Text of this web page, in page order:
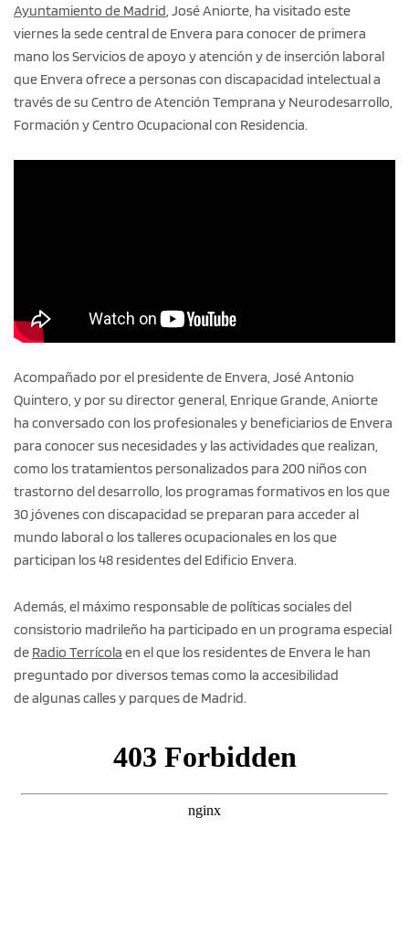
Ayuntamiento de Madrid , José Aniorte, ha visitado este
viernes la sede central de Envera para conocer de primera
mano los Servicios de apoyo y atención y de inserción laboral
que Envera ofrece a personas con discapacidad intelectual a
través de su Centro de Atención Temprana y Neurodesarrollo,
Formación y Centro Ocupacional con Residencia.
Acompañado por el presidente de Envera, José Antonio
Quintero, y por su director general, Enrique Grande, Aniorte
ha conversado con los profesionales y beneficiarios de Envera
para conocer sus necesidades y las actividades que realizan,
como los tratamientos personalizados para 200 niños con
trastorno del desarrollo, los programas formativos en los que
30 jóvenes con discapacidad se preparan para acceder al
mundo laboral o los talleres ocupacionales en los que
participan los 48 residentes del Edificio Envera.
Además, el máximo responsable de políticas sociales del
consistorio madrileño ha participado en un programa especial
de Radio Terrícola en el que los residentes de Envera le han
preguntado por diversos temas como la accesibilidad
de algunas calles y parques de Madrid.